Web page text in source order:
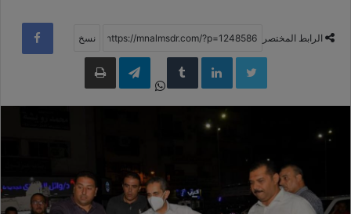
الرابط المختصر
LinkedIn
‏Tumblr
WhatsApp
Telegramطباعة